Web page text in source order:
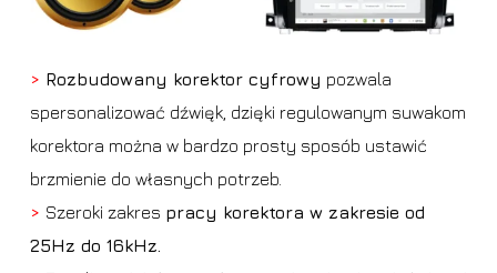
> Rozbudowany korektor cyfrowy pozwala
spersonalizować dźwięk, dzięki regulowanym suwakom
korektora można w bardzo prosty sposób ustawić
brzmienie do własnych potrzeb.
> Szeroki zakres pracy korektora w zakresie od
25Hz do 16kHz.